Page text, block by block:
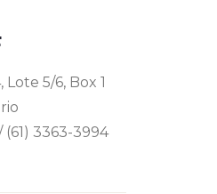
Lote 5/6, Box 1
(61) 3363-3994